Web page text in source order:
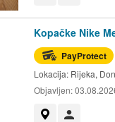
Kopačke Nike
PayProtect
Lokacija: Rijeka,
Objavljen: